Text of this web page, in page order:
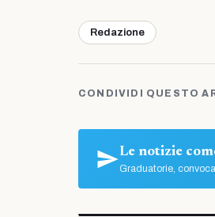
Redazione
CONDIVIDI QUESTO
Le notizie
Graduatorie,